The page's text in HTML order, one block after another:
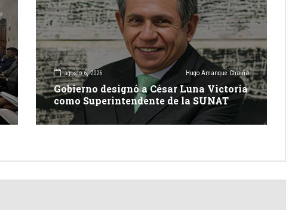
agosto 6, 2026 Hugo Amanque Chaiña
Gobierno designó a César Luna Victoria
como Superintendente de la SUNAT